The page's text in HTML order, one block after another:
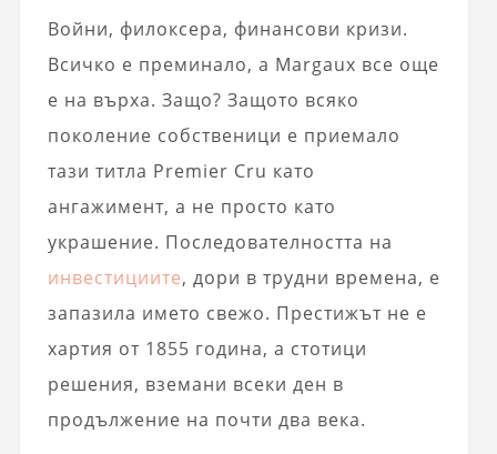
Войни, филоксера, финансови кризи.
Всичко е преминало, а Margaux все още
е на върха. Защо? Защото всяко
поколение собственици е приемало
тази титла Premier Cru като
ангажимент, а не просто като
украшение. Последователността на
инвестициите, дори в трудни времена, е
запазила името свежо. Престижът не е
хартия от 1855 година, а стотици
решения, вземани всеки ден в
продължение на почти два века.